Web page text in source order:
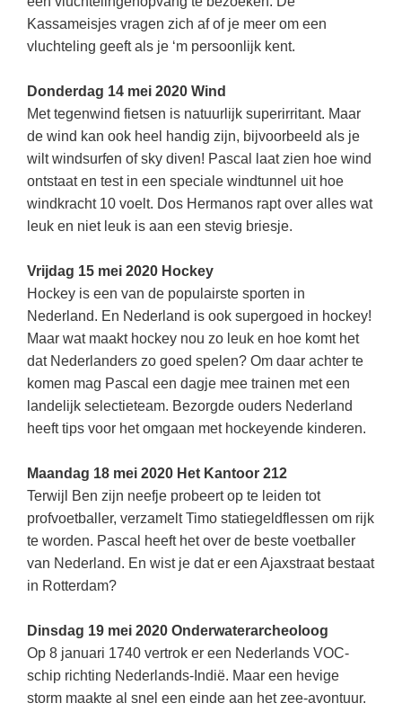
Kassameisjes vragen zich af of je meer om een
vluchteling geeft als je ‘m persoonlijk kent.
Donderdag 14 mei 2020 Wind
Met tegenwind fietsen is natuurlijk superirritant. Maar
de wind kan ook heel handig zijn, bijvoorbeeld als je
wilt windsurfen of sky diven! Pascal laat zien hoe wind
ontstaat en test in een speciale windtunnel uit hoe
windkracht 10 voelt. Dos Hermanos rapt over alles wat
leuk en niet leuk is aan een stevig briesje.
Vrijdag 15 mei 2020 Hockey
Hockey is een van de populairste sporten in
Nederland. En Nederland is ook supergoed in hockey!
Maar wat maakt hockey nou zo leuk en hoe komt het
dat Nederlanders zo goed spelen? Om daar achter te
komen mag Pascal een dagje mee trainen met een
landelijk selectieteam. Bezorgde ouders Nederland
heeft tips voor het omgaan met hockeyende kinderen.
Maandag 18 mei 2020 Het Kantoor 212
Terwijl Ben zijn neefje probeert op te leiden tot
profvoetballer, verzamelt Timo statiegeldflessen om rijk
te worden. Pascal heeft het over de beste voetballer
van Nederland. En wist je dat er een Ajaxstraat bestaat
in Rotterdam?
Dinsdag 19 mei 2020 Onderwaterarcheoloog
Op 8 januari 1740 vertrok er een Nederlands VOC-
schip richting Nederlands-Indië. Maar een hevige
storm maakte al snel een einde aan het zee-avontuur.